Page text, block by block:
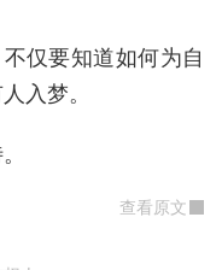
仅要知道如何为自
入梦。
查看原文